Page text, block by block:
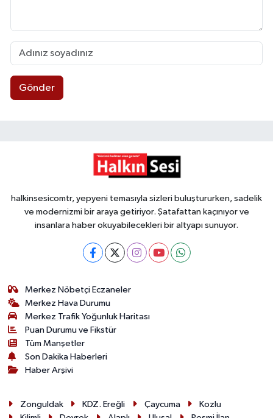
Gönder
halkinsesicomtr, yepyeni temasıyla sizleri buluştururken, sadelik
ve modernizmi bir araya getiriyor. Şatafattan kaçınıyor ve
insanlara haber okuyabilecekleri bir altyapı sunuyor.
Merkez Nöbetçi Eczaneler
Merkez Hava Durumu
Merkez Trafik Yoğunluk Haritası
Puan Durumu ve Fikstür
Tüm Manşetler
Son Dakika Haberleri
Haber Arşivi
Zonguldak KDZ. Ereğli Çaycuma
Kozlu